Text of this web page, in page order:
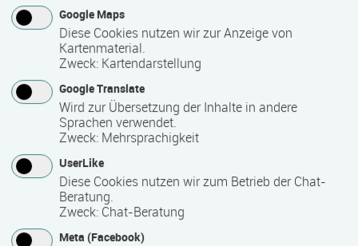
Voraussichtliche Dauer
777 Stunde(n)
Termin
14.09.2026 - 02.04.2027
Anmeldeende
14.09.2026
Google Maps
Diese Cookies nutzen wir zur Anzeige von
Kartenmaterial.
Zweck: Kartendarstellung
Google Translate
Wird zur Übersetzung der Inhalte in andere
Sprachen verwendet.
Zweck: Mehrsprachigkeit
UserLike
Diese Cookies nutzen wir zum Betrieb der Chat-
Beratung.
Zweck: Chat-Beratung
Meta (Facebook)